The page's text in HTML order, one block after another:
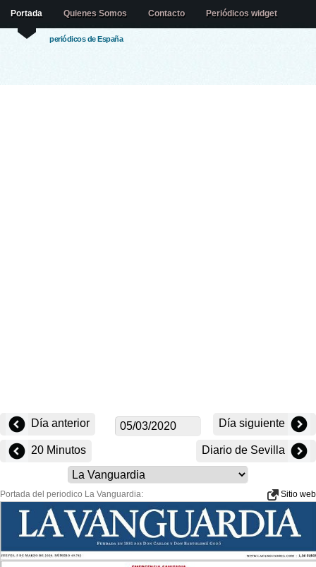
periódicos de España
Portada Quienes Somos Contacto Periódicos widget
Día anterior Día siguiente
20 Minutos Diario de Sevilla
Portada del periodico La Vanguardia: Sitio web